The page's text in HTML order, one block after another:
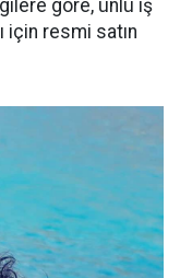
göre, ünlü iş
için resmi satın